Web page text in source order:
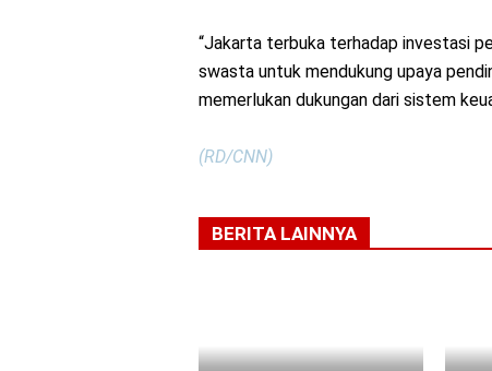
“Jakarta terbuka terhadap investasi
swasta untuk mendukung upaya
memerlukan dukungan dari sistem
(RD/CNN)
BERITA LAINNYA